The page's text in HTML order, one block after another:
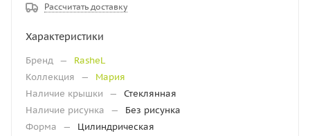
Рассчитать доставку
Характеристики
Бренд —
RasheL
Коллекция
—
Мария
Наличие крышки
—
Стеклянная
Наличие рисунка
—
Без рисунка
Форма
—
Цилиндрическая